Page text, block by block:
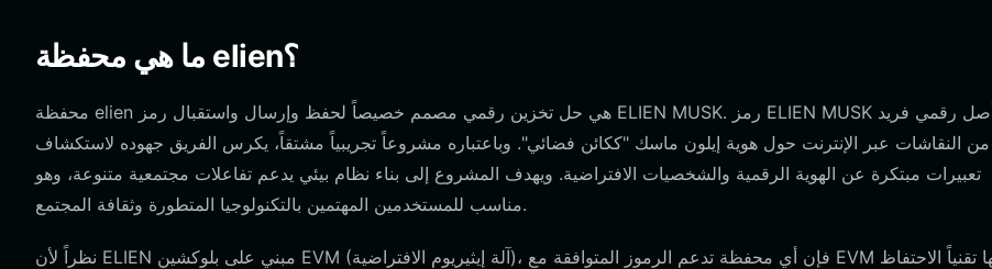
ما هي محفظة elien؟
محفظة elien هي حل تخزين رقمي مصمم خصيصاً لحفظ وإرسال واستقبال رمز ELIEN MUSK. رمز ELIEN MUSK هو أصل رقمي فريد
النقاشات عبر الإنترنت حول هوية إيلون ماسك "ككائن فضائي". وباعتباره مشروعاً تجريبياً مشتقاً، يكرس الفريق جهوده لاستكشاف
تعبيرات مبتكرة عن الهوية الرقمية والشخصيات الافتراضية. ويهدف المشروع إلى بناء نظام بيئي يدعم تفاعلات مجتمعية متنوعة، وهو
مناسب للمستخدمين المهتمين بالتكنولوجيا المتطورة وثقافة المجتمع.
نظراً لأن ELIEN مبني على بلوكشين EVM (آلة إيثيريوم الافتراضية)، فإن أي محفظة تدعم الرموز المتوافقة مع EVM يمكنها تقنياً الاحتفاظ